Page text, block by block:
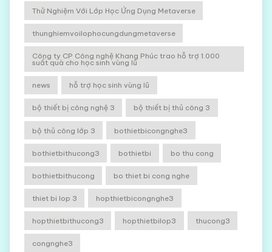
Thử Nghiệm Với Lớp Học Ứng Dụng Metaverse
thunghiemvoilophocungdungmetaverse
Công ty CP Công nghệ Khang Phúc trao hỗ trợ 1.000
suất quà cho học sinh vùng lũ
news hỗ trợ học sinh vùng lũ
bộ thiết bị công nghệ 3 bộ thiết bị thủ công 3
bộ thủ công lớp 3 bothietbicongnghe3
bothietbithucong3 bothietbi bo thu cong
bothietbithucong bo thiet bi cong nghe
thiet bi lop 3 hopthietbicongnghe3
hopthietbithucong3 hopthietbilop3 thucong3
congnghe3